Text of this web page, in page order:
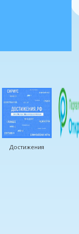
Достижения